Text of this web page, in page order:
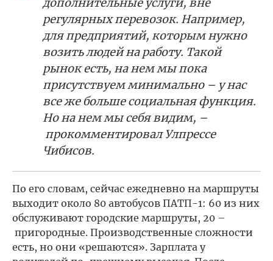
регулярных перевозок. Например,
для предприятий, которым нужно
возить людей на работу. Такой
рынок есть, на нем мы пока
присутствуем минимально – у нас
все же больше социальная функция.
Но на нем мы себя видим, –
прокомментировал Улпрессе
Чибисов.
По его словам, сейчас ежедневно на маршруты
выходит около 80 автобусов ПАТП-1: 60 из них
обслуживают городские маршруты, 20 –
пригородные. Производственные сложности
есть, но они «решаются». Зарплата у